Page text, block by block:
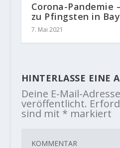
Corona-Pandemie
zu Pfingsten in
7. Mai 2021
HINTERLASSE EINE
Deine E-Mail-
veröffentlicht.
sind mit * markiert